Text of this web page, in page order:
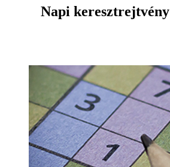
Napi keresztrejtvény